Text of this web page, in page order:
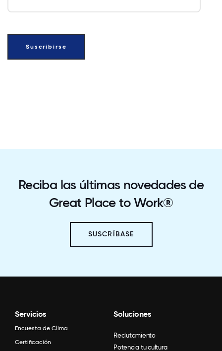
Reciba las últimas novedades de
Great Place to Work®
SUSCRÍBASE
Servicios
Encuesta de Clima
Certificación
Soluciones
Reclutamiento
Potencia tu cultura